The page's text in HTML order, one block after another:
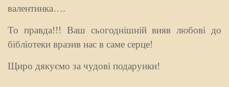
валентинка….
То правда!!! Ваш сьогоднішній вияв любові до
бібліотеки вразив нас в саме серце!
Щиро дякуємо за чудові подарунки!